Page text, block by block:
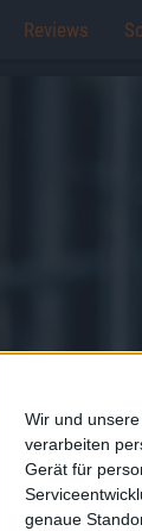
Wir und
verarbeiten
Gerät für
genaue
Reviews